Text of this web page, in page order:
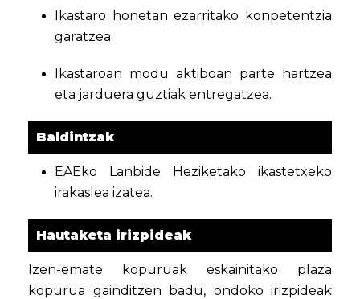
Ikastaro honetan ezarritako konpetentzia
garatzea
Ikastaroan modu aktiboan parte hartzea
eta jarduera guztiak entregatzea.
Baldintzak
EAEko Lanbide Heziketako ikastetxeko
irakaslea izatea.
Hautaketa irizpideak
Izen-emate kopuruak eskainitako plaza
kopurua gainditzen badu, ondoko irizpideak